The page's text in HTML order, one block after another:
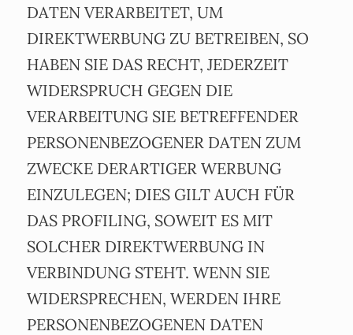
DATEN VERARBEITET, UM
DIREKTWERBUNG ZU BETREIBEN, SO
HABEN SIE DAS RECHT, JEDERZEIT
WIDERSPRUCH GEGEN DIE
VERARBEITUNG SIE BETREFFENDER
PERSONENBEZOGENER DATEN ZUM
ZWECKE DERARTIGER WERBUNG
EINZULEGEN; DIES GILT AUCH FÜR
DAS PROFILING, SOWEIT ES MIT
SOLCHER DIREKTWERBUNG IN
VERBINDUNG STEHT. WENN SIE
WIDERSPRECHEN, WERDEN IHRE
PERSONENBEZOGENEN DATEN